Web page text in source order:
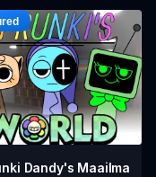
Dandy's Maailma